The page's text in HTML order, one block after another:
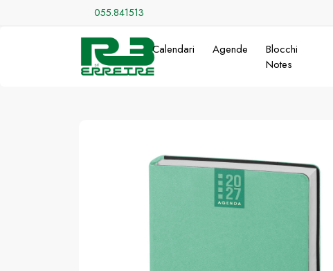
055.841513
Calendari Agende
Blocchi
Notes